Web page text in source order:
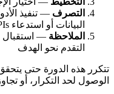
التصرف— تنفيذ
البيانات أو استدعاء APIs
الملاحظة— استقبال
التقدم نحو الهدف
تتكرر هذه الدورة حتى
الوصول لحد التكرار، أو